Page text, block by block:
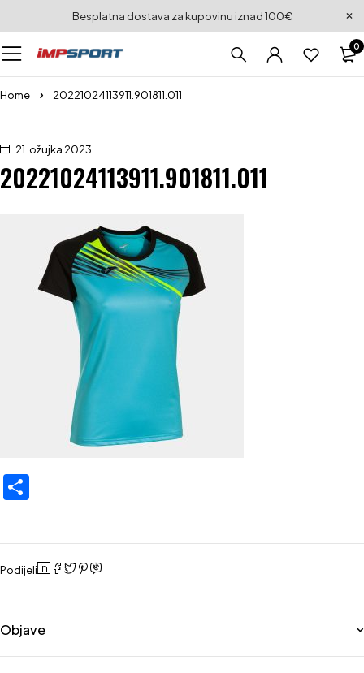
Besplatna dostava za kupovinu iznad 100€
0
Home 20221024113911.901811.011
21. ožujka 2023.
20221024113911.901811.011
Podijeli
Objave